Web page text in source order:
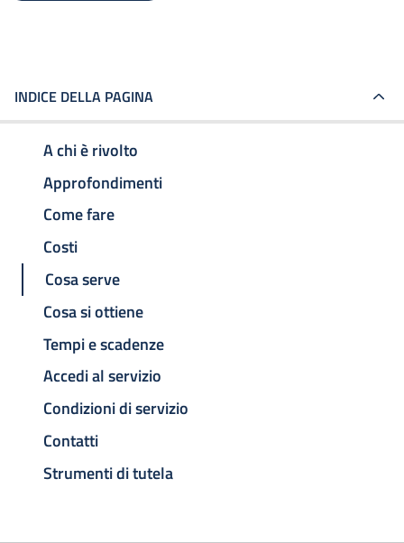
INDICE DELLA PAGINA
A chi è rivolto
Approfondimenti
Come fare
Costi
Cosa serve
Cosa si ottiene
Tempi e scadenze
Accedi al servizio
Condizioni di servizio
Contatti
Strumenti di tutela